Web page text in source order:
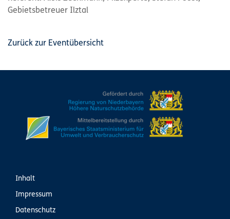
Gebietsbetreuer Ilztal
Zurück zur Eventübersicht
Inhalt
Impressum
Datenschutz